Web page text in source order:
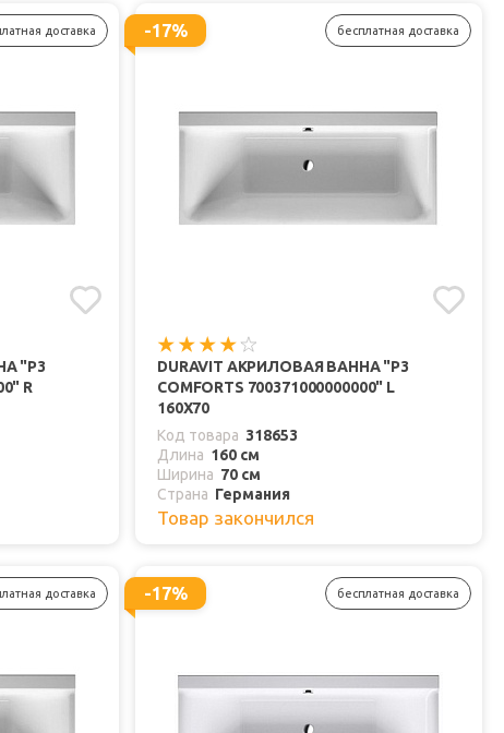
доставка
"P3
R
-17% бесплатная доставка
DURAVIT АКРИЛОВАЯ ВАННА "P3
COMFORTS 700371000000000" L
160Х70
Код товара 318653
Длина 160 см
Ширина 70 см
Страна Германия
Товар закончился
доставка -17% бесплатная доставка